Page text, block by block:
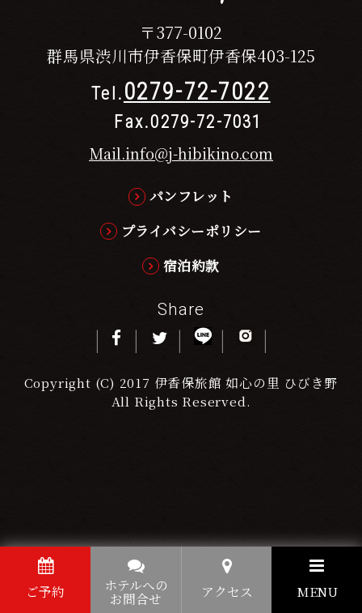
〒377-0102
群馬県渋川市伊香保町伊香保403-125
Tel. 0279-72-7022
Fax.0279-72-7031
Mail.info@j-hibikino.com
パンフレット
プライバシーポリシー
宿泊約款
Share
Copyright (C) 2017 伊香保旅館 如心の里 ひびき野
All Rights Reserved.
ご予約 ホテルへの
お問合せ アクセス MENU